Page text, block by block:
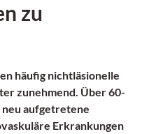
zu
häufig nichtläsionelle
zunehmend. Über 60-
neu aufgetretene
Erkrankungen